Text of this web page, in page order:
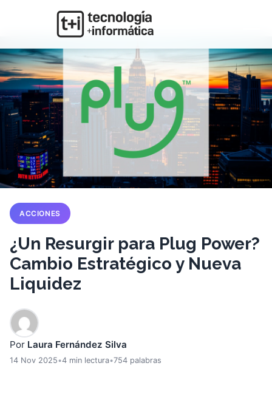
ACCIONES
¿Un Resurgir para Plug Power?
Cambio Estratégico y Nueva
Liquidez
Por Laura Fernández Silva
14 Nov 2025•4 min lectura•754 palabras